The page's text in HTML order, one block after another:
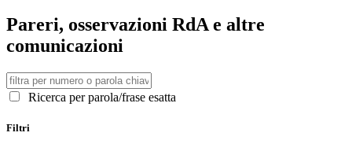
Pareri, osservazioni RdA e altre
comunicazioni
Ricerca per parola/frase esatta
Filtri